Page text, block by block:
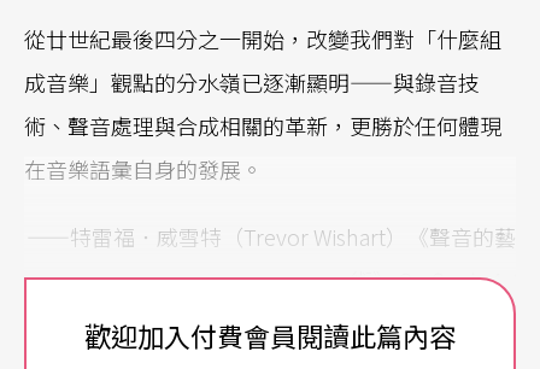
從廿世紀最後四分之一開始，改變我們對「什麼組
成音樂」觀點的分水嶺已逐漸顯明——與錄音技
術、聲音處理與合成相關的革新，更勝於任何體現
在音樂語彙自身的發展。
——特雷福．威雪特（Trevor Wishart）《聲音的藝
術》On Sonic Art
隨著技術與時代更迭，實驗性、多樣化的聲音創作
歡迎加入付費會員閱讀此篇內容